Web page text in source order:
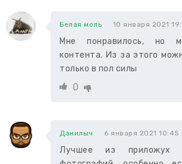
Белая моль 10 января 2021
Мне понравилось, но
контента. Из за этого
только в пол силы
0
Данилыч 6 января 2021 10:45
Лучшее из приложух